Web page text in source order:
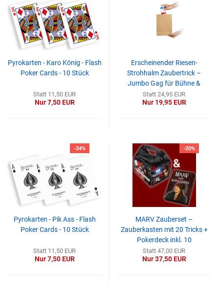
Pyrokarten - Karo König - Flash
Poker Cards - 10 Stück
Statt 11,50 EUR
Nur 7,50 EUR
Erscheinender Riesen-
Strohhalm Zaubertrick –
Jumbo Gag für Bühne &
Show...
Statt 24,95 EUR
Nur 19,95 EUR
-34%
Pyrokarten - Pik Ass - Flash
Poker Cards - 10 Stück
Statt 11,50 EUR
Nur 7,50 EUR
-20%
MARV Zauberset –
Zauberkasten mit 20 Tricks +
Pokerdeck inkl. 10
Kartentricks...
Statt 47,00 EUR
Nur 37,50 EUR